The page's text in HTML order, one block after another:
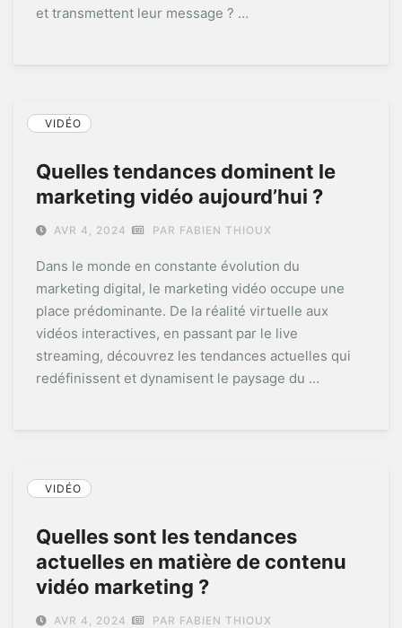
et transmettent leur message ? …
VIDÉO
Quelles tendances dominent le
marketing vidéo aujourd’hui ?
AVR 4, 2024 PAR FABIEN THIOUX
Dans le monde en constante évolution du
marketing digital, le marketing vidéo occupe une
place prédominante. De la réalité virtuelle aux
vidéos interactives, en passant par le live
streaming, découvrez les tendances actuelles qui
redéfinissent et dynamisent le paysage du …
VIDÉO
Quelles sont les tendances
actuelles en matière de contenu
vidéo marketing ?
AVR 4, 2024 PAR FABIEN THIOUX